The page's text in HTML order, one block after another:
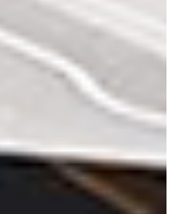
et le repas terminé pour
organisés pour vous assurer
"Les Amis de Bobonne" et
à l'heure pour voir le match à
tables ici ! Et bon Match !
la météo est bonne....nous avons
les repas de midi....